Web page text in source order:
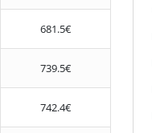
681.5€
739.5€
742.4€